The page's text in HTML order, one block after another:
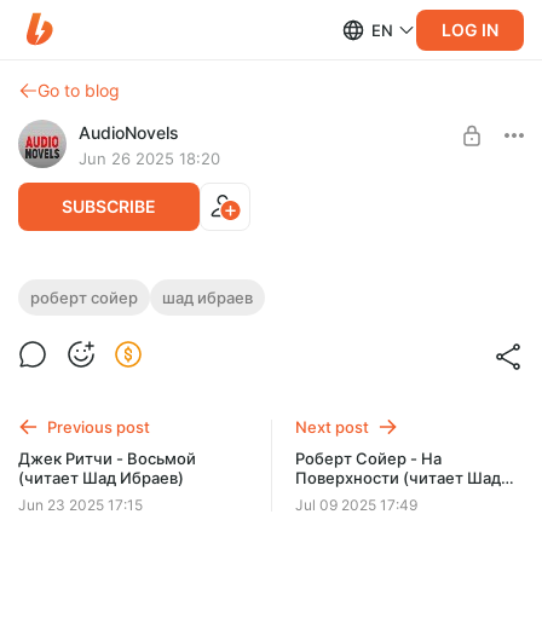
EN LOG IN
Go to blog
AudioNovels
Jun 26 2025 18:20
SUBSCRIBE
Роберт Сойер - Затерялось в почте
роберт сойер шад ибраев
Previous post
Джек Ритчи - Восьмой
(читает Шад Ибраев)
Jun 23 2025 17:15
Next post
Роберт Сойер - На
Поверхности (читает Шад
Ибраев)
Jul 09 2025 17:49